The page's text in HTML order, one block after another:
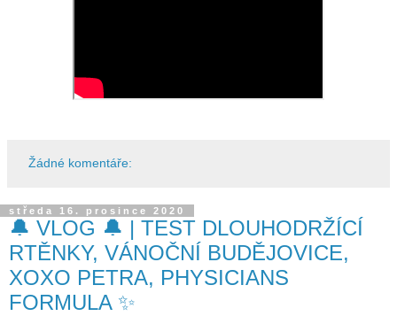
Žádné komentáře:
středa 16. prosince 2020
🔔 VLOG 🔔 | TEST DLOUHODRŽÍCÍ
RTĚNKY, VÁNOČNÍ BUDĚJOVICE,
XOXO PETRA, PHYSICIANS
FORMULA ✨